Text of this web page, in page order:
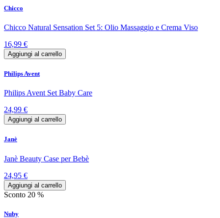
Chicco
Chicco Natural Sensation Set 5: Olio Massaggio e Crema Viso
16,99 €
Aggiungi al carrello
Philips Avent
Philips Avent Set Baby Care
24,99 €
Aggiungi al carrello
Janè
Janè Beauty Case per Bebè
24,95 €
Aggiungi al carrello
Sconto 20 %
Nuby